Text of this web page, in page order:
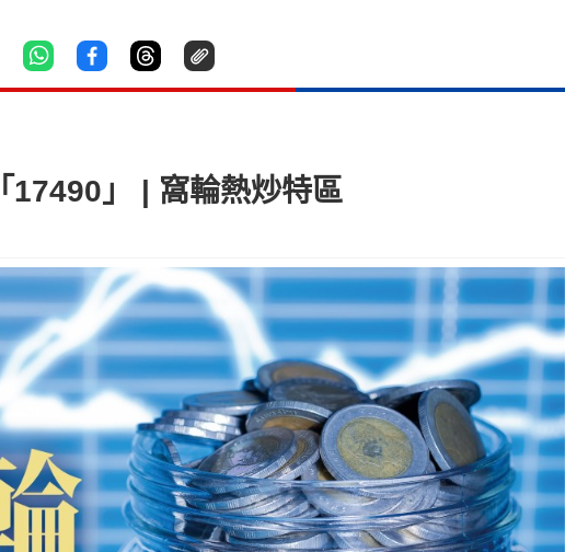
17490」 | 窩輪熱炒特區